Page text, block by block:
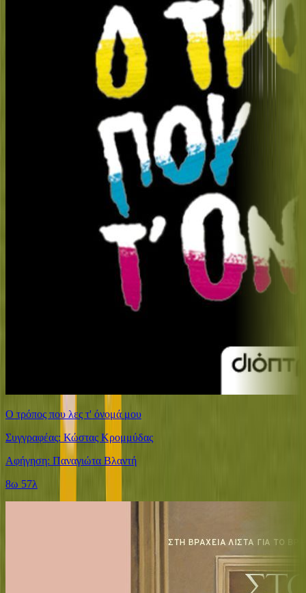
Ο τρόπος που λες τ' όνομά μου
Συγγραφέας: Κώστας Κρομμύδας
Αφήγηση: Παναγιώτα Βλαντή
8ω 57λ